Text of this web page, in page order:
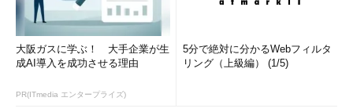
大阪ガスに学ぶ！ 大手企業が生
成AI導入を成功させる理由
PR(ITmedia エンタープライズ)
5分で絶対に分かるWebフィルタ
リング（上級編） (1/5)